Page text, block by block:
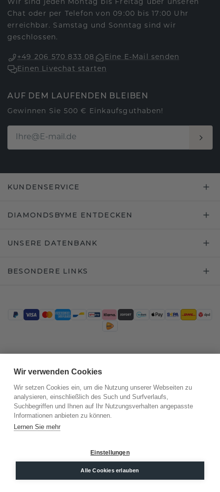
Wir sind jeden Montag bis Freitag über unseren
Chat oder per Telefon von 09:00 bis 17:00 Uhr
erreichbar. Samstag und Sonntag sind wir
geschlossen.
+49 206 570 833 08
Eine E-Mail senden
Einen Livechat starten
AUF DEM LAUFENDEN BLEIBEN
Gewinnen Sie 500 € Einkaufsguthaben!
KUNDENSERVICE
DIAMONDSBYME ENTDECKEN
UNSERE DATENBANK
BESONDERE LINKS
©2026.DiamondsByMe
Datenschutz
AGB Impressum
Wir verwenden Cookies
Wir setzen Cookies ein, um die Nutzung unserer Webseiten zu
analysieren, einschließlich des Such und Surfverlaufs,
Suchbegriffen und Ihnen auf Ihr Nutzungsverhalten angepasste
Informationen anbieten zu können.
Lernen Sie mehr
Einstellungen
Alle Cookies erlauben